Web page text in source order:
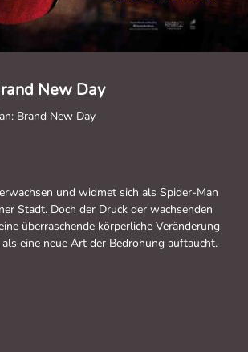
New Day
Brand New Day
und widmet sich als Spider-Man
Stadt. Doch der Druck der wachsenden
überraschende körperliche Veränderung
eine neue Art der Bedrohung auftaucht.